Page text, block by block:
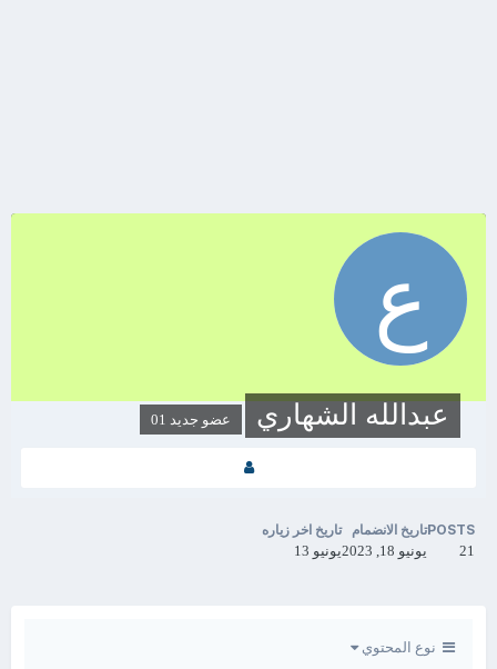
عبدالله الشهاري عضو جديد 01
POSTS
21
تاريخ الانضمام
يونيو 18, 2023
تاريخ اخر زياره
يونيو 13
نوع المحتوي